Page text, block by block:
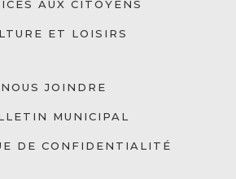
AUX CITOYENS
ET LOISIRS
NOUS JOINDRE
MUNICIPAL
DE CONFIDENTIALITÉ